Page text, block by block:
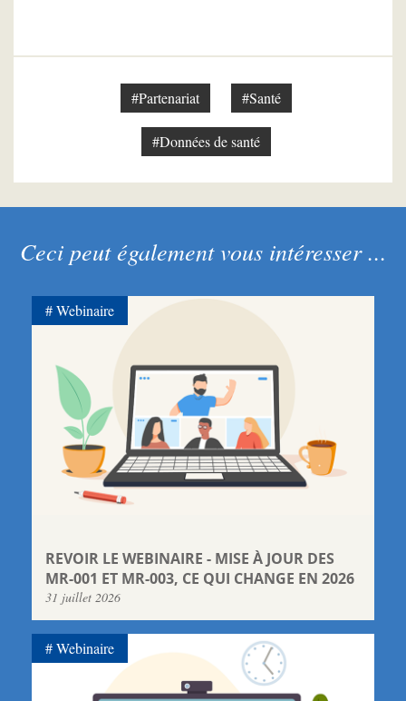
#Partenariat #Santé
#Données de santé
Ceci peut également vous intéresser ...
REVOIR LE WEBINAIRE - MISE À JOUR DES
MR-001 ET MR-003, CE QUI CHANGE EN 2026
31 juillet 2026
Webinaire
Webinaire